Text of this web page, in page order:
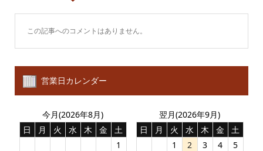
この記事へのコメントはありません。
営業日カレンダー
今月(2026年8月)
日
月 火 水 木 金
土
1
翌月(2026年9月)
日
月 火 水 木 金
土
1
2 3 4
5